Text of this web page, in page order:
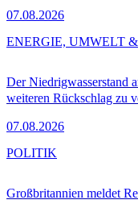
07.08.2026
Der Niedrigwasserstand
weiteren Rückschlag zu
07.08.2026
ENERGIE, UMWELT
Großbritannien meldet
POLITIK